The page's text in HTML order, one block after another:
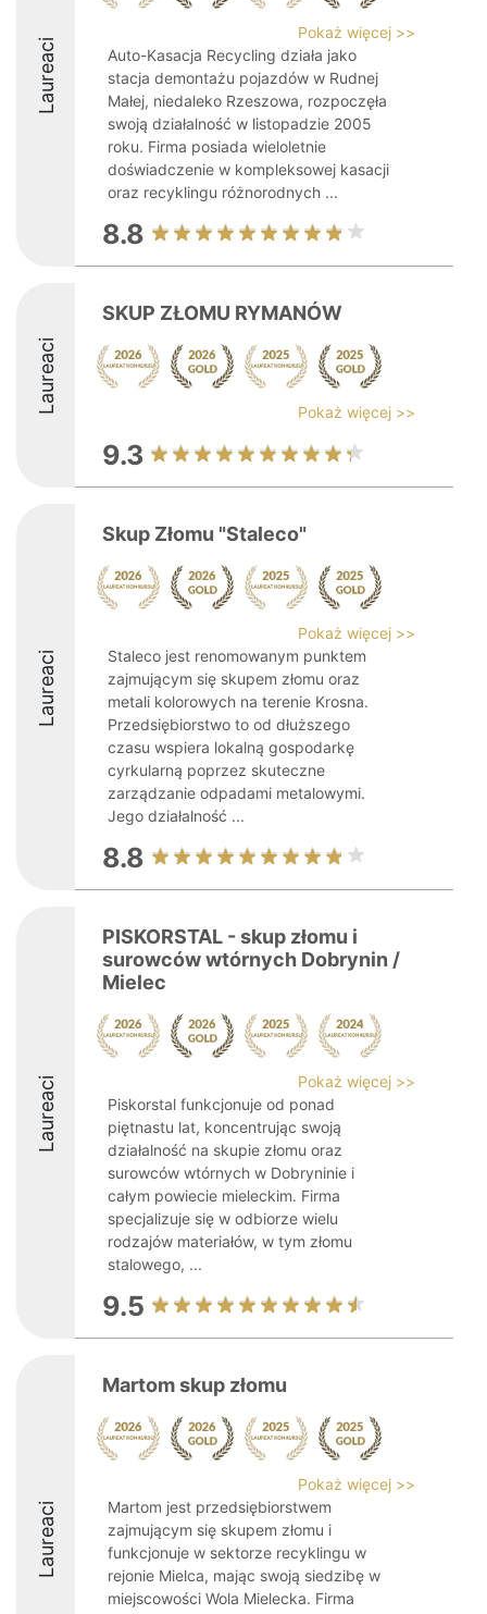
Laureaci
Pokaż więcej >>
Auto-Kasacja Recycling działa jako
stacja demontażu pojazdów w Rudnej
Małej, niedaleko Rzeszowa, rozpoczęła
swoją działalność w listopadzie 2005
roku. Firma posiada wieloletnie
doświadczenie w kompleksowej kasacji
oraz recyklingu różnorodnych ...
8.8
Laureaci
SKUP ZŁOMU RYMANÓW
Pokaż więcej >>
9.3
Laureaci
Skup Złomu "Staleco"
Pokaż więcej >>
Staleco jest renomowanym punktem
zajmującym się skupem złomu oraz
metali kolorowych na terenie Krosna.
Przedsiębiorstwo to od dłuższego
czasu wspiera lokalną gospodarkę
cyrkularną poprzez skuteczne
zarządzanie odpadami metalowymi.
Jego działalność ...
8.8
Laureaci
PISKORSTAL - skup złomu i
surowców wtórnych Dobrynin /
Mielec
Pokaż więcej >>
Piskorstal funkcjonuje od ponad
piętnastu lat, koncentrując swoją
działalność na skupie złomu oraz
surowców wtórnych w Dobryninie i
całym powiecie mieleckim. Firma
specjalizuje się w odbiorze wielu
rodzajów materiałów, w tym złomu
stalowego, ...
9.5
Laureaci
Martom skup złomu
Pokaż więcej >>
Martom jest przedsiębiorstwem
zajmującym się skupem złomu i
funkcjonuje w sektorze recyklingu w
rejonie Mielca, mając swoją siedzibę w
miejscowości Wola Mielecka. Firma